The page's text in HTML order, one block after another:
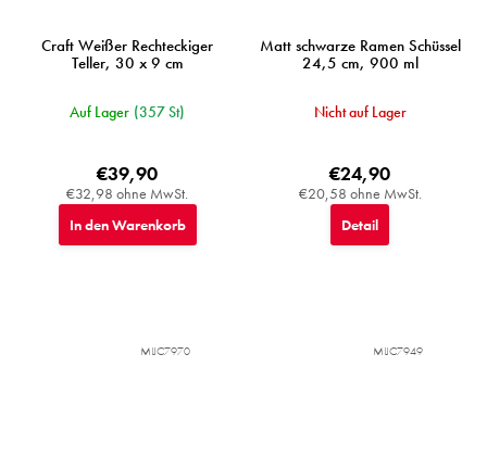
Craft Weißer Rechteckiger
Teller, 30 x 9 cm
Auf Lager (357 St)
€32,98 ohne MwSt.
€39,90
In den Warenkorb
Matt schwarze Ramen Schüssel
24,5 cm, 900 ml
Nicht auf Lager
€20,58 ohne MwSt.
€24,90
Detail
MIJC7970 MIJC7949